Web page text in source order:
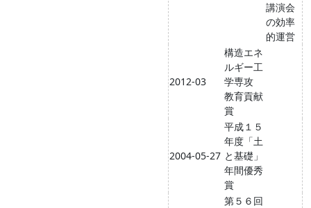
講演会
の効率
的運営
2012-03
構造エネ
ルギー工
学専攻
教育貢献
賞
2004-05-27
平成１５
年度「土
と基礎」
年間優秀
賞
第５６回